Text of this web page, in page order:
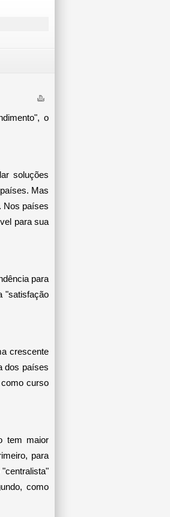
o
soluções
Mas
Nos países
para sua
para
"satisfação
crescente
dos países
curso
tem maior
para
como